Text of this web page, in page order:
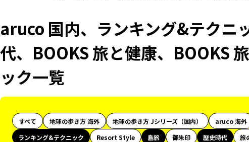
aruco 国内、ランキング&テクニ
代、BOOKS 旅と健康、BOOKS
ック一覧
すべて 地球の歩き方 海外 地球の歩き方 Jシリーズ（国内） aruco 海外
ランキング&テクニック
Resort Style 島旅 御朱印 歴史時代 旅